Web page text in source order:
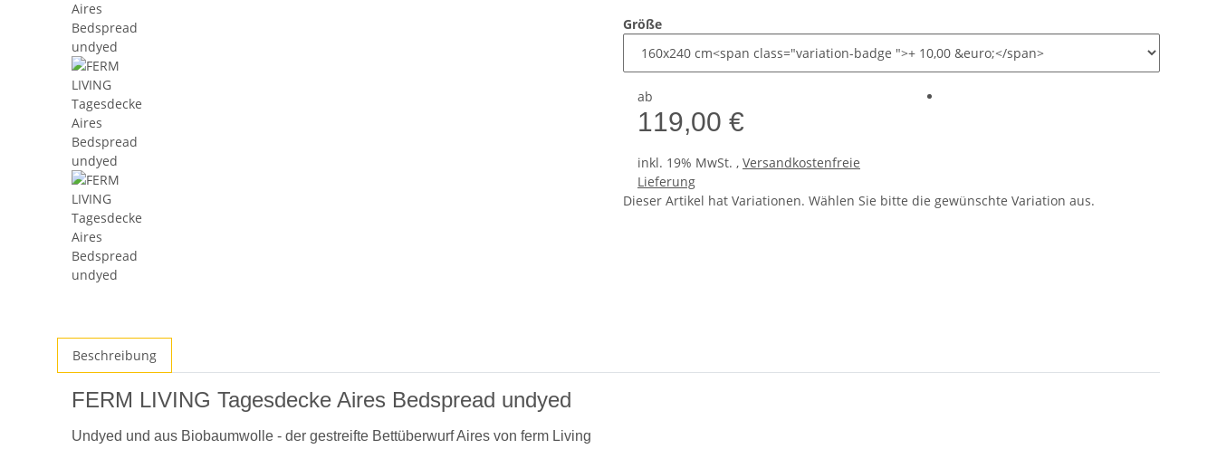
Größe
ab
119,00 €
inkl. 19% MwSt. , Versandkostenfreie
Lieferung
x
Dieser Artikel hat Variationen. Wählen Sie bitte die gewünschte Variation aus.
Beschreibung
FERM LIVING Tagesdecke Aires Bedspread undyed
Undyed und aus Biobaumwolle - der gestreifte Bettüberwurf Aires von ferm Living